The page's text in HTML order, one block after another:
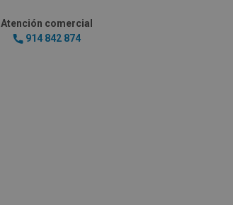
Atención comercial
914 842 874